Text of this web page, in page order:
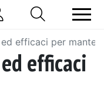
efficaci per
efficaci